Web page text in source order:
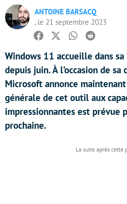
ANTOINE BARSACQ
, le 21 septembre 2023
Facebook
TwitterWhatsapp
Reddit
Windows 11 accueille dans sa
depuis juin. À l’occasion de sa
Microsoft annonce
générale de cet outil aux
impressionnantes est prévue
prochaine.